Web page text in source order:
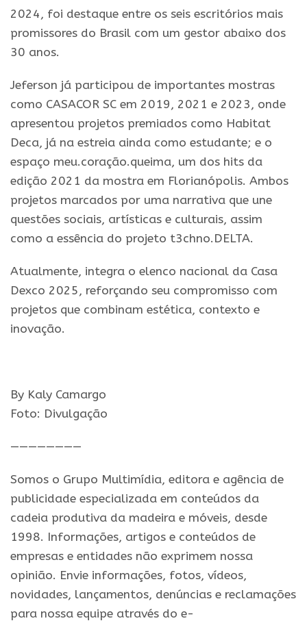
2024, foi destaque entre os seis escritórios mais
promissores do Brasil com um gestor abaixo dos
30 anos.
Jeferson já participou de importantes mostras
como CASACOR SC em 2019, 2021 e 2023, onde
apresentou projetos premiados como Habitat
Deca, já na estreia ainda como estudante; e o
espaço meu.coração.queima, um dos hits da
edição 2021 da mostra em Florianópolis. Ambos
projetos marcados por uma narrativa que une
questões sociais, artísticas e culturais, assim
como a essência do projeto t3chno.DELTA.
Atualmente, integra o elenco nacional da Casa
Dexco 2025, reforçando seu compromisso com
projetos que combinam estética, contexto e
inovação.
By Kaly Camargo
Foto: Divulgação
————————
Somos o Grupo Multimídia, editora e agência de
publicidade especializada em conteúdos da
cadeia produtiva da madeira e móveis, desde
1998. Informações, artigos e conteúdos de
empresas e entidades não exprimem nossa
opinião. Envie informações, fotos, vídeos,
novidades, lançamentos, denúncias e reclamações
para nossa equipe através do e-